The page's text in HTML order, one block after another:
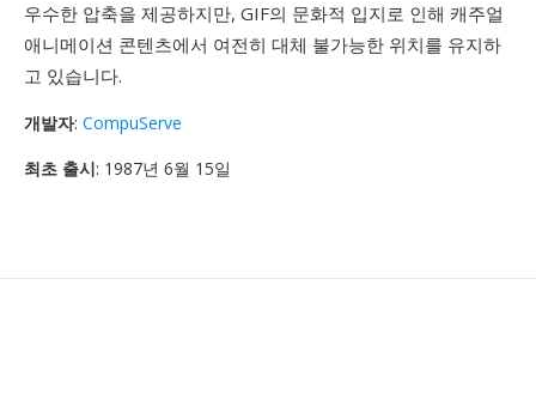
우수한 압축을 제공하지만, GIF의 문화적 입지로 인해 캐주얼
애니메이션 콘텐츠에서 여전히 대체 불가능한 위치를 유지하
고 있습니다.
개발자: CompuServe
최초 출시: 1987년 6월 15일